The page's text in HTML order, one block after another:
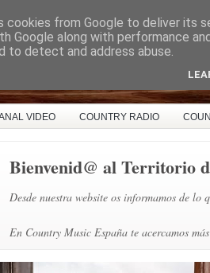
España
VIDEO COUNTRY RADIO
Bienvenid@ al Territorio
Desde nuestra website os informamos de
En Country Music España te acercamos
cookies from Google to deliver its
Google along with performance
to detect and address abuse.